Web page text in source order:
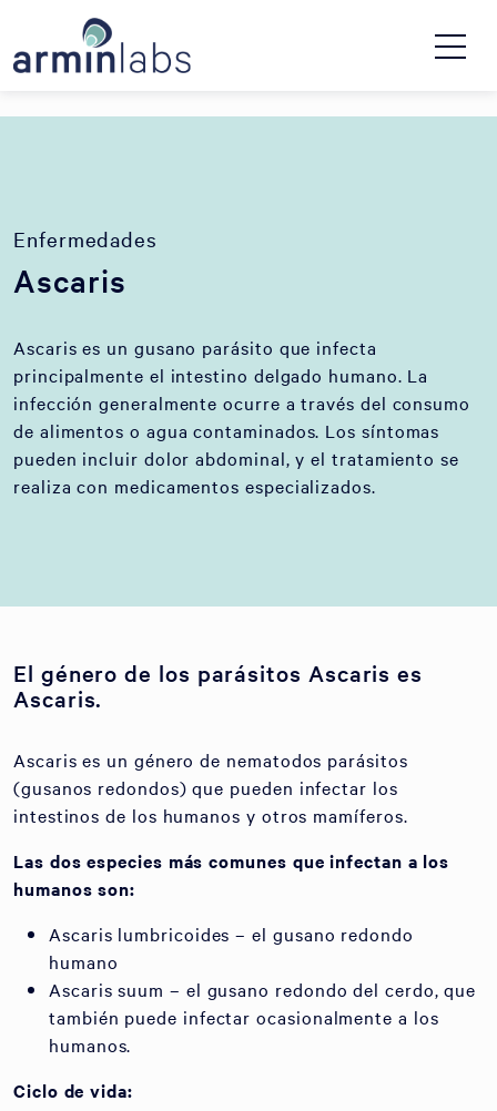
Enfermedades
Ascaris
Ascaris es un gusano parásito que infecta
principalmente el intestino delgado humano. La
infección generalmente ocurre a través del consumo
de alimentos o agua contaminados. Los síntomas
pueden incluir dolor abdominal, y el tratamiento se
realiza con medicamentos especializados.
El género de los parásitos Ascaris es
Ascaris.
Ascaris es un género de nematodos parásitos
(gusanos redondos) que pueden infectar los
intestinos de los humanos y otros mamíferos.
Las dos especies más comunes que infectan a los
humanos son:
Ascaris lumbricoides – el gusano redondo
humano
Ascaris suum – el gusano redondo del cerdo, que
también puede infectar ocasionalmente a los
humanos.
Ciclo de vida: